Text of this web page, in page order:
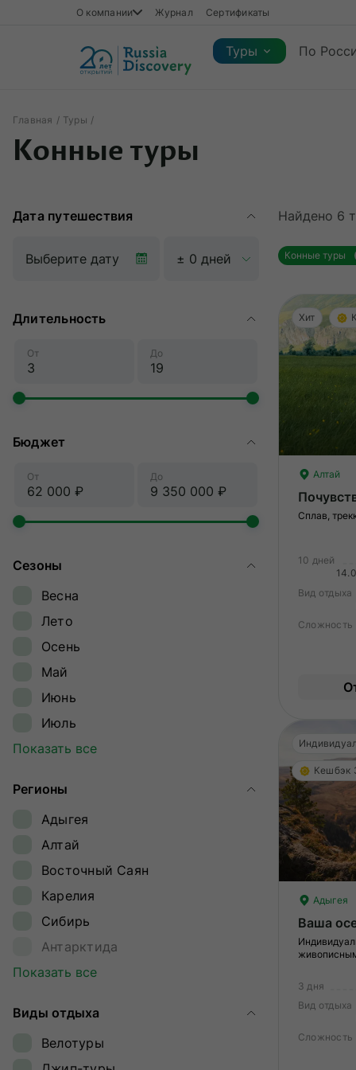
О компании Журнал Сертификаты
Туры
Каталог туров
По
Каталог туров
Коллекции
Главная Туры
Конные туры
Дата путешествия
Длительность
От До
Бюджет
От До
Сезоны
Весна
Лето
Осень
Зима
Январь
Февраль
Март
Апрель
Май
Июнь
Июль
Август
Ноябрь
Декабрь
Показать все
Регионы
Адыгея
Алтай
Антарктида
Арктика
Архыз
Байкал
Восточный Саян
Карелия
Сибирь
Показать все
Виды отдыха
Велотуры
Найдено 6
Конные туры
Хит
Алтай
Сплав,
10 дней
Вид отдыха
Сложность
Кешбэк
Адыгея
Ваша
3 дня
Вид отдыха
Сложность